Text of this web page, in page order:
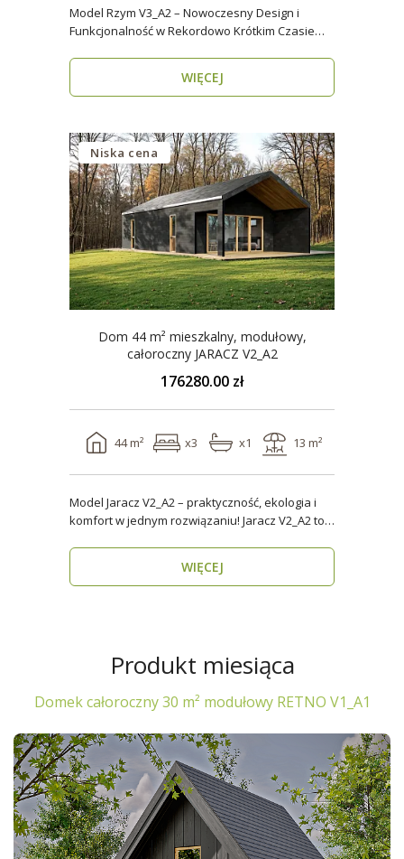
Model Rzym V3_A2 – Nowoczesny Design i
Funkcjonalność w Rekordowo Krótkim Czasie
WIĘCEJ
Niska cena
Dom 44 m² mieszkalny, modułowy,
całoroczny JARACZ V2_A2
176280.00 zł
44 m² x3 x1 13 m²
Model Jaracz V2_A2 – praktyczność, ekologia i
komfort w jednym rozwiązaniu! Jaracz V2_A2 to
WIĘCEJ
Produkt miesiąca
Domek całoroczny 30 m² modułowy RETNO V1_A1